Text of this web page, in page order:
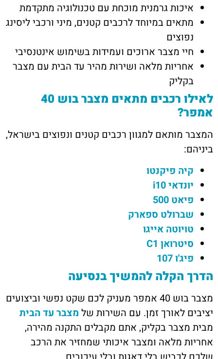
איכות גרמנית מוכחת עם טכנולוגיה מתקדמת
מתאים במיוחד לרכבים קטנים, מיני ורכבי ליסינג
נפוצים
חיי מצבר ארוכים ועמידות בשימוש אינטנסיבי
אחריות מלאה ושירות מהיר עד הבית עם מצבר
בקליק
לאילו רכבים מתאים מצבר בוש 40
אמפר?
המצבר מותאם למגוון רכבים קטנים ונפוצים בישראל,
ביניהם:
קיה פיקנטו
יונדאי i10
פיאט 500
שברולט ספארק
טויוטה אייגו
סיטרואן C1
פיג'ו 107
הדרך הקלה להמשיך בנסיעה
מצבר בוש 40 אמפר מעניק לכם שקט נפשי וביצועים
יציבים לאורך זמן. עם השירות של מצבר עד הבית
מבית מצבר בקליק, אתם מקבלים התקנה מהירה,
אחריות מלאה ומצבר איכותי שמחזיר את הרכב